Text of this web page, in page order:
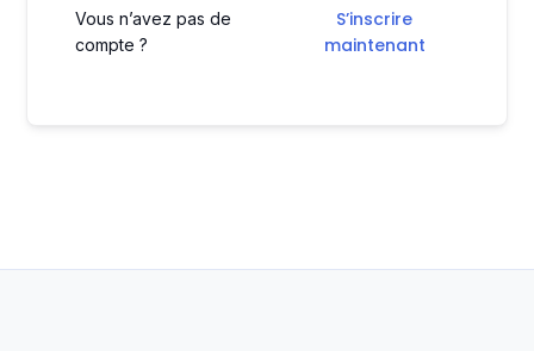
Vous n’avez pas de
compte ?
S’inscrire
maintenant